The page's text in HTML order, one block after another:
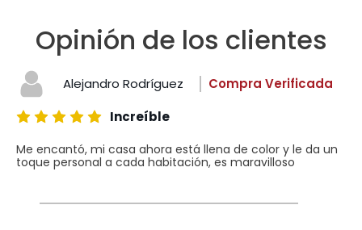
Opinión de los clientes
Alejandro Rodríguez
Compra Verificada
Increíble
Me encantó, mi casa ahora está llena de color y le da un
toque personal a cada habitación, es maravilloso